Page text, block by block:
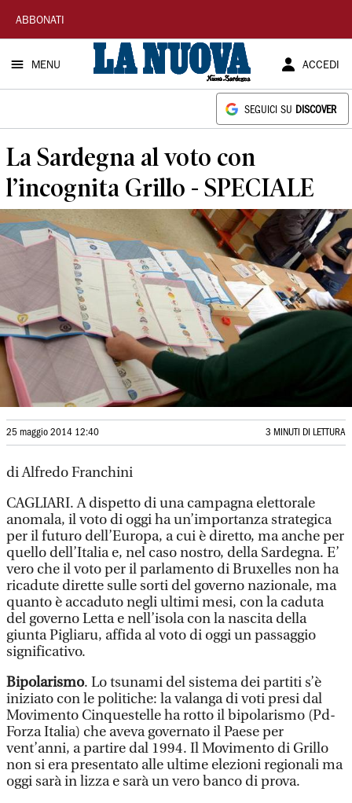
La
Nuova
Sardegna
ABBONATI
MENU ACCEDI
SEGUICI SU DISCOVER
La Sardegna al voto con
l’incognita Grillo - SPECIALE
25 maggio 2014 12:40 3 MINUTI DI LETTURA
di Alfredo Franchini
CAGLIARI. A dispetto di una campagna elettorale
anomala, il voto di oggi ha un’importanza strategica
per il futuro dell’Europa, a cui è diretto, ma anche per
quello dell’Italia e, nel caso nostro, della Sardegna. E’
vero che il voto per il parlamento di Bruxelles non ha
ricadute dirette sulle sorti del governo nazionale, ma
quanto è accaduto negli ultimi mesi, con la caduta
del governo Letta e nell’isola con la nascita della
giunta Pigliaru, affida al voto di oggi un passaggio
significativo.
Bipolarismo. Lo tsunami del sistema dei partiti s’è
iniziato con le politiche: la valanga di voti presi dal
Movimento Cinquestelle ha rotto il bipolarismo (Pd-
Forza Italia) che aveva governato il Paese per
vent’anni, a partire dal 1994. Il Movimento di Grillo
non si era presentato alle ultime elezioni regionali ma
oggi sarà in lizza e sarà un vero banco di prova.